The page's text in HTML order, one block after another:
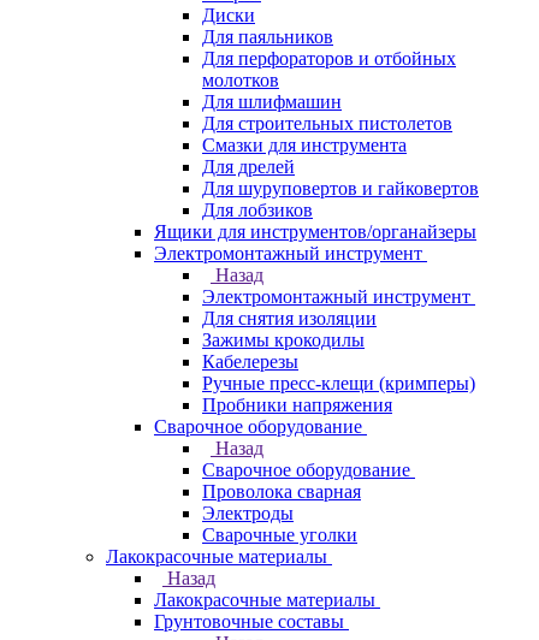
Диски
Для паяльников
Для перфораторов и отбойных
молотков
Для шлифмашин
Для строительных пистолетов
Смазки для инструмента
Для дрелей
Для шуруповертов и гайковертов
Для лобзиков
Ящики для инструментов/органайзеры
Электромонтажный инструмент
Назад
Электромонтажный инструмент
Для снятия изоляции
Зажимы крокодилы
Кабелерезы
Ручные пресс-клещи (кримперы)
Пробники напряжения
Сварочное оборудование
Назад
Сварочное оборудование
Проволока сварная
Электроды
Сварочные уголки
Лакокрасочные материалы
Назад
Лакокрасочные материалы
Грунтовочные составы